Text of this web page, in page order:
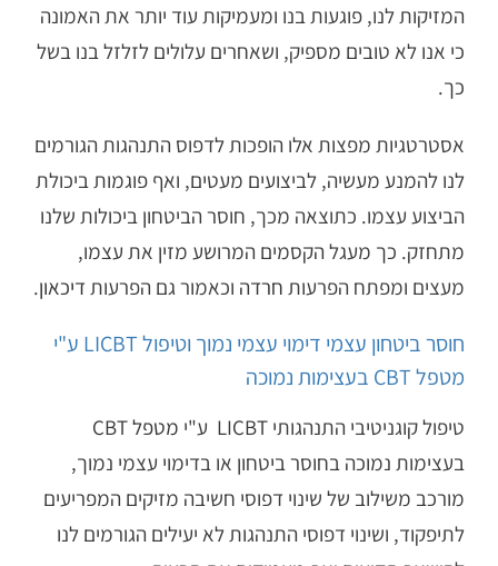
המזיקות לנו, פוגעות בנו ומעמיקות עוד יותר את האמונה
כי אנו לא טובים מספיק, ושאחרים עלולים לזלזל בנו בשל
כך.
אסטרטגיות מפצות אלו הופכות לדפוס התנהגות הגורמים
לנו להמנע מעשיה, לביצועים מעטים, ואף פוגמות ביכולת
הביצוע עצמו. כתוצאה מכך, חוסר הביטחון ביכולות שלנו
מתחזק. כך מעגל הקסמים המרושע מזין את עצמו,
מעצים ומפתח הפרעות חרדה וכאמור גם הפרעות דיכאון.
חוסר ביטחון עצמי דימוי עצמי נמוך וטיפול LICBT ע"י
מטפל CBT בעצימות נמוכה
טיפול קוגניטיבי התנהגותי LICBT ע"י מטפל CBT
בעצימות נמוכה בחוסר ביטחון או בדימוי עצמי נמוך,
מורכב משילוב של שינוי דפוסי חשיבה מזיקים המפריעים
לתיפקוד, ושינוי דפוסי התנהגות לא יעילים הגורמים לנו